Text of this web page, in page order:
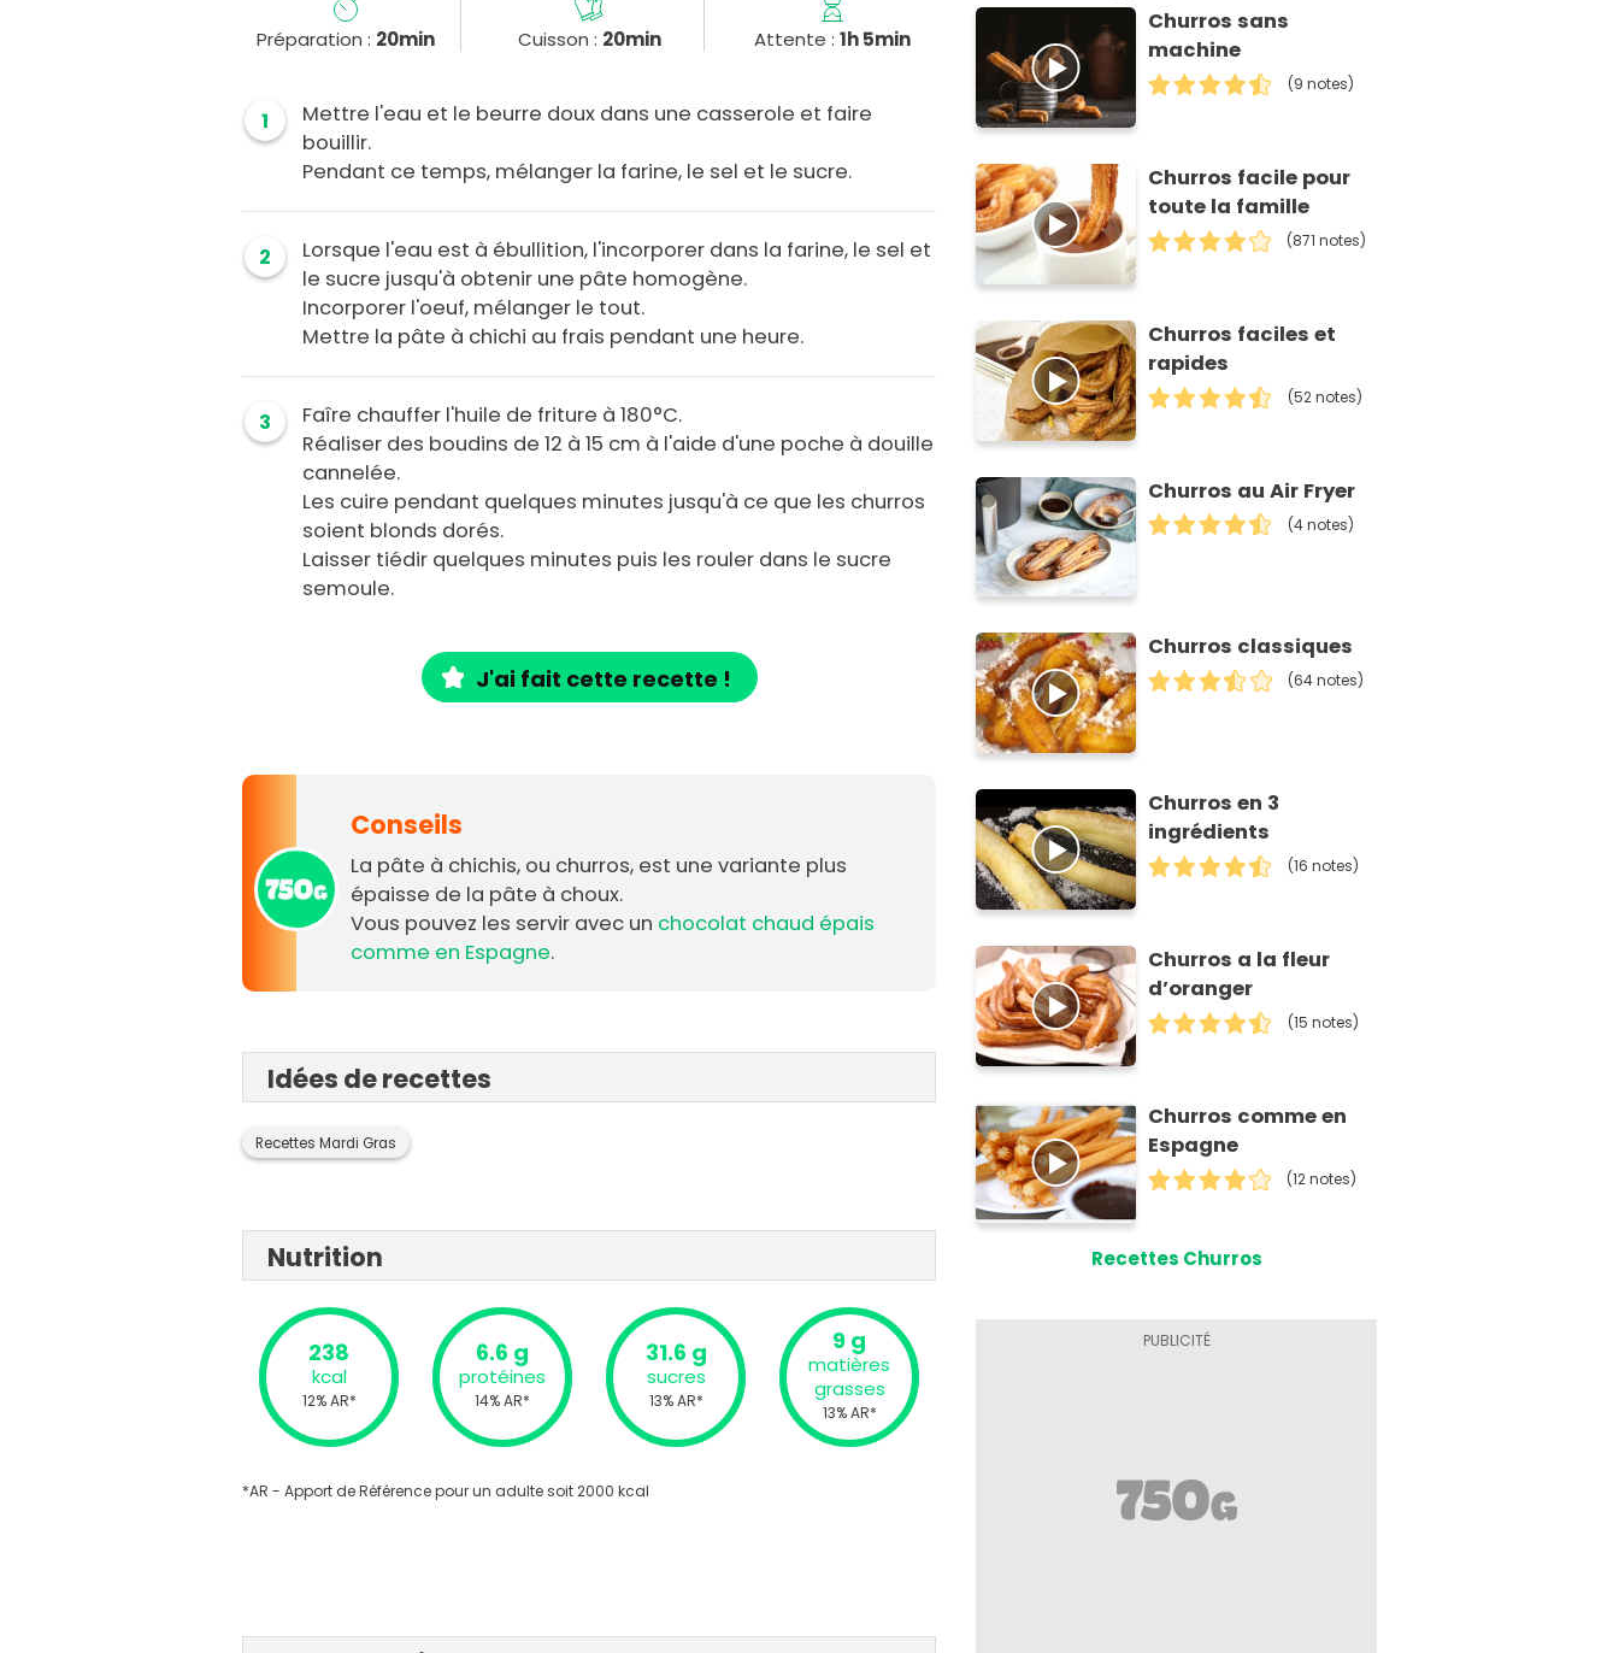
Préparation : 20min Cuisson : 20min Attente :1h 5min
1
Mettre l'eau et le beurre doux dans une casserole et faire
bouillir.
Pendant ce temps, mélanger la farine, le sel et le sucre.
2
Lorsque l'eau est à ébullition, l'incorporer dans la farine, le sel et
le sucre jusqu'à obtenir une pâte homogène.
Incorporer l'oeuf, mélanger le tout.
Mettre la pâte à chichi au frais pendant une heure.
3
Faîre chauffer l'huile de friture à 180°C.
Réaliser des boudins de 12 à 15 cm à l'aide d'une poche à douille
cannelée.
Les cuire pendant quelques minutes jusqu'à ce que les churros
soient blonds dorés.
Laisser tiédir quelques minutes puis les rouler dans le sucre
semoule.
J'ai fait cette recette !
Conseils
La pâte à chichis, ou churros, est une variante plus
épaisse de la pâte à choux.
Vous pouvez les servir avec un chocolat chaud épais
comme en Espagne.
Idées de recettes
Recettes Mardi Gras
Nutrition
238
kcal
12% AR*
6.6 g
protéines
14% AR*
31.6 g
sucres
13% AR*
9 g
matières
grasses
13% AR*
*AR - Apport de Référence pour un adulte soit 2000 kcal
Churros sans
machine
(9 notes)
Churros facile pour
toute la famille
(871 notes)
Churros faciles et
rapides
(52 notes)
Churros au Air Fryer
(4 notes)
Churros classiques
(64 notes)
Churros en 3
ingrédients
(16 notes)
Churros a la fleur
d’oranger
(15 notes)
Churros comme en
Espagne
(12 notes)
Recettes Churros